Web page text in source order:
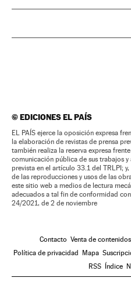
©EDICIONES EL PAÍS
EL PAÍS ejerce la oposición expresa
la elaboración de revistas de prensa
también realiza la reserva expresa
comunicación pública de sus trabajos
prevista en el artículo 33.1 del TRLPI;
de las reproducciones y usos de las
este sitio web a medios de lectura
adecuados a tal fin de conformidad
24/2021, de 2 de noviembre
Contacto Venta de contenidos
Política de privacidad
Mapa
RSS
Índice